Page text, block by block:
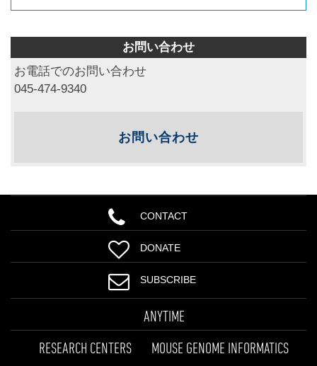
お問い合わせ
お電話でのお問い合わせ
045-474-9340
お問い合わせ
CONTACT
DONATE
SUBSCRIBE
ANYTIME
RESEARCH CENTERS
MOUSE GENOME INFORMATICS